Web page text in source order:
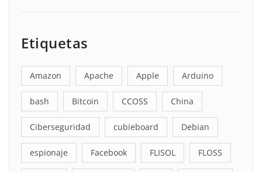
Etiquetas
Amazon Apache Apple Arduino
bash Bitcoin CCOSS China
Ciberseguridad cubieboard Debian
espionaje Facebook FLISOL FLOSS